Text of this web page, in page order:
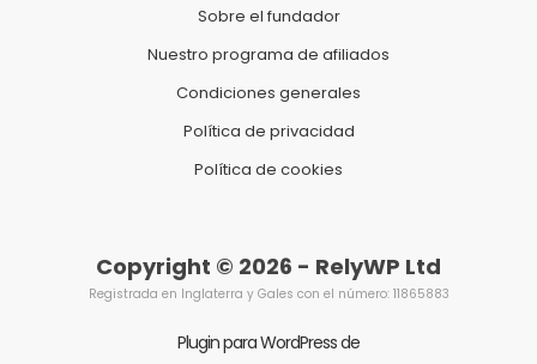
Sobre el fundador
Nuestro programa de afiliados
Condiciones generales
Política de privacidad
Política de cookies
Copyright © 2026 - RelyWP Ltd
Registrada en Inglaterra y Gales con el número: 11865883
Plugin para WordPress de